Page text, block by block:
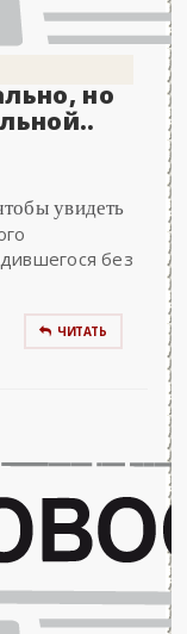
но
увидеть
без
ЧИТАТЬ